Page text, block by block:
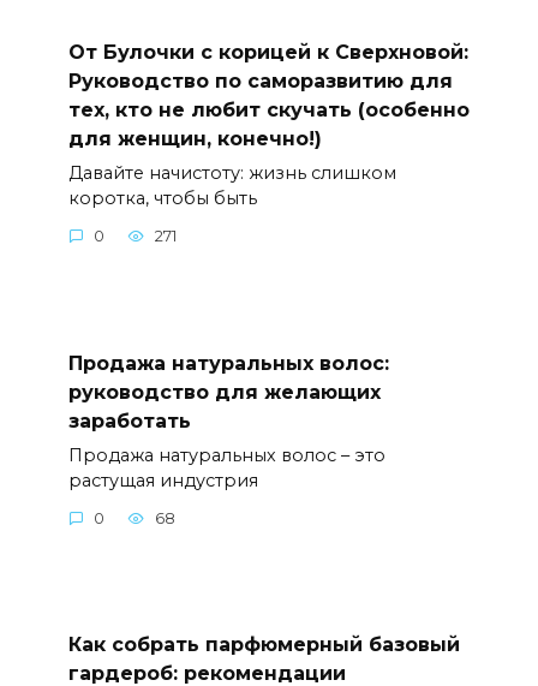
От Булочки с корицей к Сверхновой:
Руководство по саморазвитию для
тех, кто не любит скучать (особенно
для женщин, конечно!)
Давайте начистоту: жизнь слишком
коротка, чтобы быть
0 271
Продажа натуральных волос:
руководство для желающих
заработать
Продажа натуральных волос – это
растущая индустрия
0 68
Как собрать парфюмерный базовый
гардероб: рекомендации